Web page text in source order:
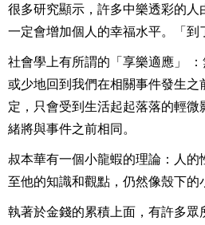
很多研究顯示，許多中樂透彩的
一定會增加個人的幸福水平。「到
社會學上有所謂的「享樂適應」
或少地回到我們在相關事件發生
定，只會受到生活起起落落的輕
緒將與事件之前相同。
叔本華有一個小龍蝦的理論：人
至他的知識和觀點，仍然像殼下的
執著於金錢的累積上面，有許多